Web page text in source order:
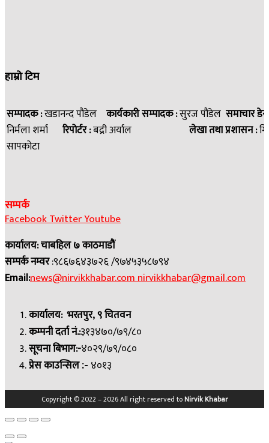
हाम्रो टिम
सम्पादक :खडानन्द पौडेल कार्यकारी सम्पादक :सुरज पौडेल समाचार
निर्मला शर्मा रिपोर्टर :बद्री अर्याल लेखा तथा प्रशासन :
सापकोटा
सम्पर्क
FacebookTwitterYoutube
कार्यालय: चाबहिल ७ काठमाडौं
सम्पर्क नम्वर:९८६७६४३७२६ /९७४५३५८७९४
Email:news@nirvikkhabar.comnirvikkhabar@gmail.com
कार्यालय: भरतपुर, ९ चितवन
कम्पनी दर्ता नं.:३१३४७०/७९/८०
सूचना बिभाग:-४०२९/७९/०८०
प्रेस काउन्सिल:- ४०१३
Copyright © 2022 – 2026 All right reserved toNirvik Khabar